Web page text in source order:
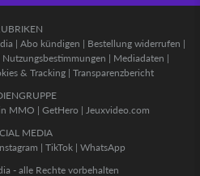
| Abo kündigen | Bestellung widerrufen |
Nutzungsbestimmungen | Mediadaten |
& Tracking | Transparenzbericht
MMO | GetHero | Jeuxvideo.com
MEDIA
| TikTok | WhatsApp
- alle Rechte vorbehalten